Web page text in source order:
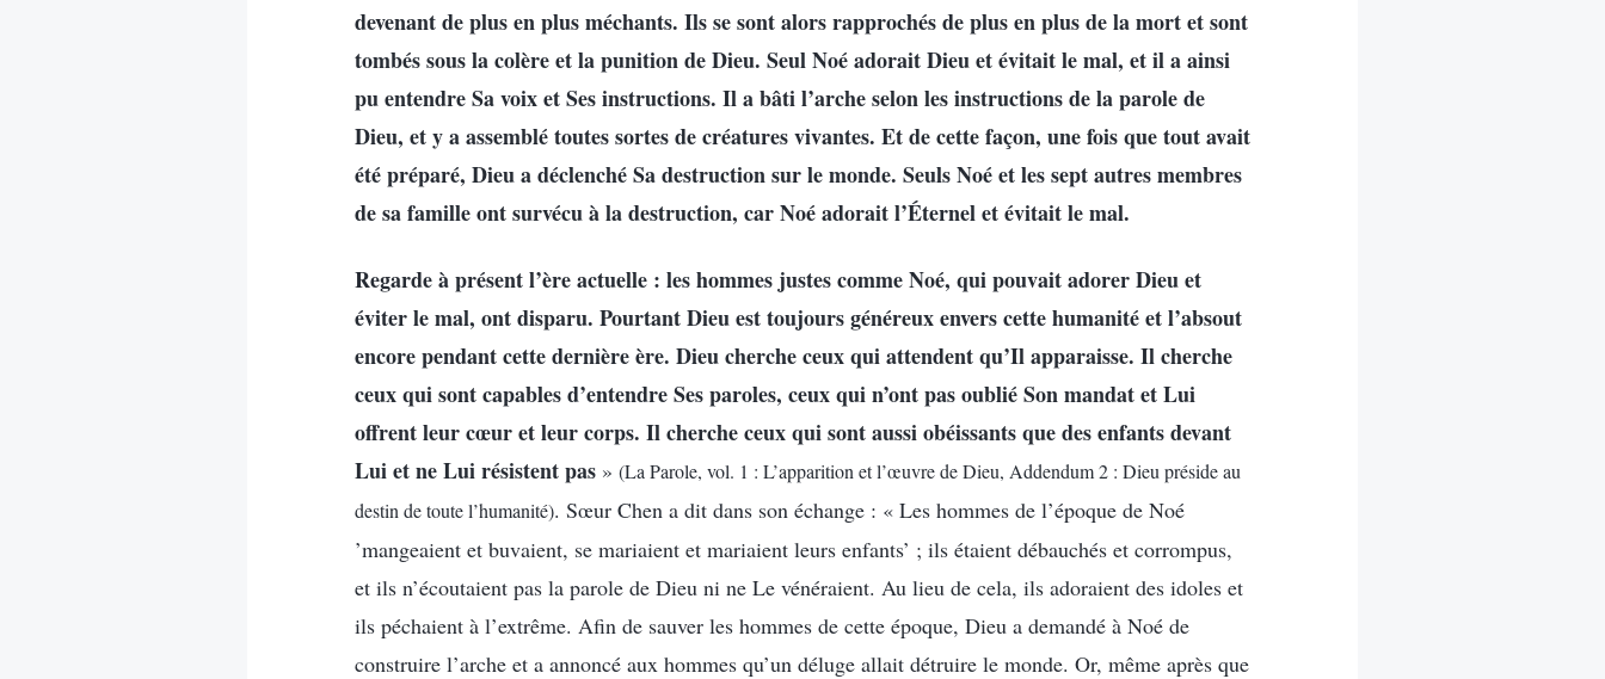
devenant de plus en plus méchants. Ils se sont alors rapprochés de plus en plus de la mort et sont
tombés sous la colère et la punition de Dieu. Seul Noé adorait Dieu et évitait le mal, et il a ainsi
pu entendre Sa voix et Ses instructions. Il a bâti l’arche selon les instructions de la parole de
Dieu, et y a assemblé toutes sortes de créatures vivantes. Et de cette façon, une fois que tout avait
été préparé, Dieu a déclenché Sa destruction sur le monde. Seuls Noé et les sept autres membres
de sa famille ont survécu à la destruction, car Noé adorait l’Éternel et évitait le mal.
Regarde à présent l’ère actuelle : les hommes justes comme Noé, qui pouvait adorer Dieu et
éviter le mal, ont disparu. Pourtant Dieu est toujours généreux envers cette humanité et l’absout
encore pendant cette dernière ère. Dieu cherche ceux qui attendent qu’Il apparaisse. Il cherche
ceux qui sont capables d’entendre Ses paroles, ceux qui n’ont pas oublié Son mandat et Lui
offrent leur cœur et leur corps. Il cherche ceux qui sont aussi obéissants que des enfants devant
Lui et ne Lui résistent pas » (La Parole, vol. 1 : L’apparition et l’œuvre de Dieu, Addendum 2 : Dieu préside au
destin de toute l’humanité). Sœur Chen a dit dans son échange : « Les hommes de l’époque de Noé
’mangeaient et buvaient, se mariaient et mariaient leurs enfants’ ; ils étaient débauchés et corrompus,
et ils n’écoutaient pas la parole de Dieu ni ne Le vénéraient. Au lieu de cela, ils adoraient des idoles et
ils péchaient à l’extrême. Afin de sauver les hommes de cette époque, Dieu a demandé à Noé de
construire l’arche et a annoncé aux hommes qu’un déluge allait détruire le monde. Or, même après que